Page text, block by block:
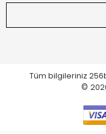
Tüm bilgileriniz
©